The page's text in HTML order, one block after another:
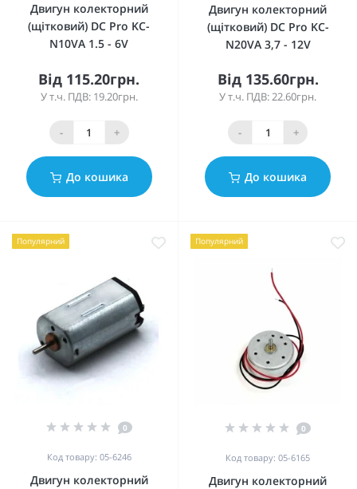
Двигун колекторний
(щітковий) DC Pro KC-
N10VA 1.5 - 6V
Від 115.20грн.
У т.ч. ПДВ: 19.20грн.
- +
До кошика
Двигун колекторний
(щітковий) DC Pro KC-
N20VA 3,7 - 12V
Від 135.60грн.
У т.ч. ПДВ: 22.60грн.
- +
До кошика
Популярний
0
Код товару: 05-6246
Двигун колекторний
Популярний
0
Код товару: 05-6165
Двигун колекторний